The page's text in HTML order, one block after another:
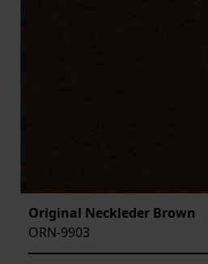
Original Neckleder Brown
ORN-9903